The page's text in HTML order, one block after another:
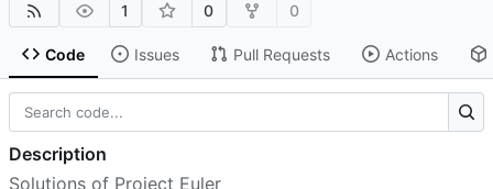
1 0 0
Code Issues Pull Requests Actions
Description
Solutions of Project Euler